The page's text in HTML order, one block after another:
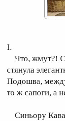
I.
Что, жмут?!
стянула
Подошва,
то ж сапоги, а
Синьору